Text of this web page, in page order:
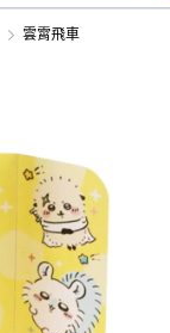
雲霄飛車